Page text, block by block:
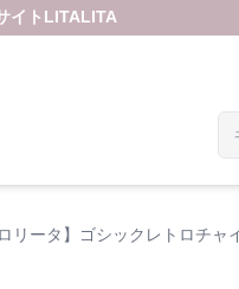
イト LITALITA
リータ】ゴシックレトロチャ